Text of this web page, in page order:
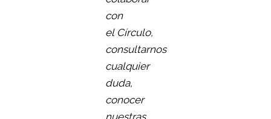
con
el Círculo,
consultarnos
cualquier
duda,
conocer
nuestras